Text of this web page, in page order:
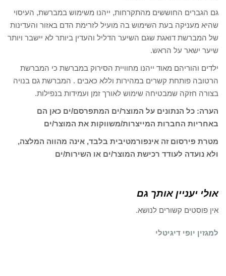
גם הגברים החוששים מהתקרחות, ייהנו משימוש במברשת, העיסוי
שהיא מעניקה בעת השימוש בה מועיל לזרימת הדם באזור והעדינות
של המברשת דואגת שגם השיער הדליל והעדין ביותר לא יישבר ויותר
שיער ישאר על הראש.
ילדים והוריהם מאוד ייהנו מחוויית הסירוק במברשת כי המברשת
הרטובה פותחת קשרים במהירות וללא כאבים . המברשת גם בנויה
בצורה חזקה שמבטיחה שימוש לאורך זמן ועמידות בנפילות.
הערה: כל הנתונים על המוצר/ים המתפרסם/ים כאן הם
באחריות החברות המייצרות/משווקות את המוצר/ים
מטרת פירסום זה אינפורמטיבית בלבד, אינה מהווה המלצה,
ולא נועדה לעודד רכישת המוצר/ים או השירות/ים
אולי יעניין אותך גם
אין פוסטים קשורים לנושא.
למגזין יופי דיגיטלי